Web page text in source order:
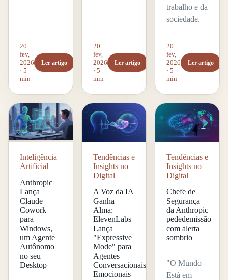
20
fev,
2026
· 5
min
Ler artigo
20
fev,
2026
· 5
min
Ler artigo
trabalho e da
sociedade.
20
fev,
2026
· 5
min
Ler artigo
Inteligência
Artificial
Anthropic
Lança
Claude
Cowork
para
Windows,
um Agente
Autônomo
no seu
Desktop
Tendências e
Insights no
Digital
A Voz da IA
Ganha
Alma:
ElevenLabs
Lança
"Expressive
Mode" para
Agentes
Conversacionais
Emocionais
Tendências e
Insights no
Digital
Chefe de
Segurança
da Anthropic
pededemissão
com alerta
sombrio
"O Mundo
Está em